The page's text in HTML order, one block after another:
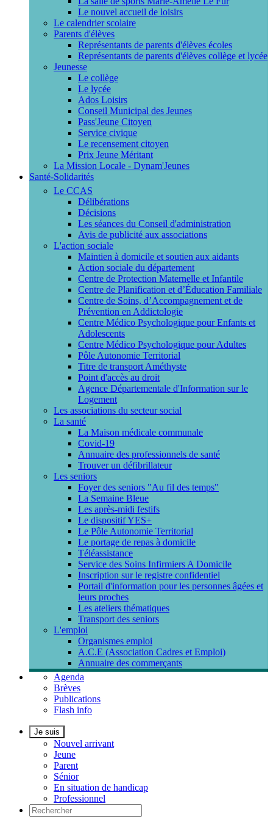
Le nouvel accueil de loisirs
Le calendrier scolaire
Parents d'élèves
Représentants de parents d'élèves écoles
Représentants de parents d'élèves collège et lycée
Jeunesse
Le collège
Le lycée
Ados Loisirs
Conseil Municipal des Jeunes
Pass'Jeune Citoyen
Service civique
Le recensement citoyen
Prix Jeune Méritant
La Mission Locale - Dynam'Jeunes
Santé-Solidarités
Le CCAS
Délibérations
Décisions
Les séances du Conseil d'administration
Avis de publicité aux associations
L'action sociale
Maintien à domicile et soutien aux aidants
Action sociale du département
Centre de Protection Maternelle et Infantile
Centre de Planification et d’Éducation Familiale
Centre de Soins, d’Accompagnement et de
Prévention en Addictologie
Centre Médico Psychologique pour Enfants et
Adolescents
Centre Médico Psychologique pour Adultes
Pôle Autonomie Territorial
Titre de transport Améthyste
Point d'accès au droit
Agence Départementale d'Information sur le
Logement
Les associations du secteur social
La santé
La Maison médicale communale
Covid-19
Annuaire des professionnels de santé
Trouver un défibrillateur
Les seniors
Foyer des seniors "Au fil des temps"
La Semaine Bleue
Les après-midi festifs
Le dispositif YES+
Le Pôle Autonomie Territorial
Le portage de repas à domicile
Téléassistance
Service des Soins Infirmiers A Domicile
Inscription sur le registre confidentiel
Portail d'information pour les personnes âgées et
leurs proches
Les ateliers thématiques
Transport des seniors
L'emploi
Organismes emploi
A.C.E (Association Cadres et Emploi)
Annuaire des commerçants
Agenda
Brèves
Publications
Flash info
Je suis
Nouvel arrivant
Jeune
Parent
Sénior
En situation de handicap
Professionnel